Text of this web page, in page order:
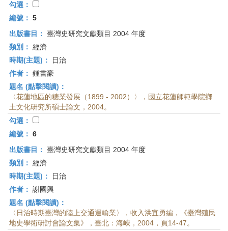
勾選：
編號： 5
出版書目： 臺灣史研究文獻類目 2004 年度
類別： 經濟
時期(主題)：
日治
作者： 鍾書豪
題名 (點擊閱讀)：
〈花蓮地區的糖業發展（1899 - 2002）〉，國立花蓮師範學院鄉
土文化研究所碩士論文，2004。
勾選：
編號： 6
出版書目： 臺灣史研究文獻類目 2004 年度
類別： 經濟
時期(主題)：
日治
作者： 謝國興
題名 (點擊閱讀)：
〈日治時期臺灣的陸上交通運輸業〉，收入洪宜勇編，《臺灣殖民
地史學術研討會論文集》，臺北：海峽，2004，頁14-47。